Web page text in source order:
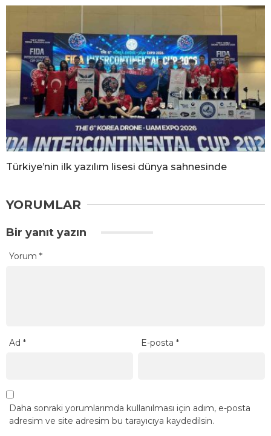
Türkiye’nin ilk yazılım lisesi dünya sahnesinde
YORUMLAR
Bir yanıt yazın
Yorum *
Ad * E-posta*
Daha sonraki yorumlarımda kullanılması için adım, e-posta
adresim ve site adresim bu tarayıcıya kaydedilsin.